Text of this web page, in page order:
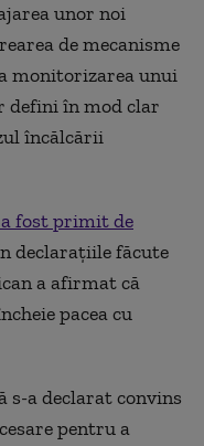
unor noi
de mecanisme
monitorizarea unui
defini în mod clar
încălcării
fost primit de
declarațiile făcute
a afirmat că
pacea cu
s-a declarat convins
pentru a